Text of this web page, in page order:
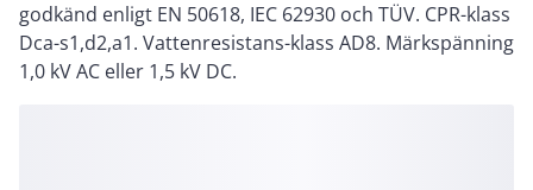
godkänd enligt EN 50618, IEC 62930 och TÜV. CPR-klass
Dca-s1,d2,a1. Vattenresistans-klass AD8. Märkspänning
1,0 kV AC eller 1,5 kV DC.